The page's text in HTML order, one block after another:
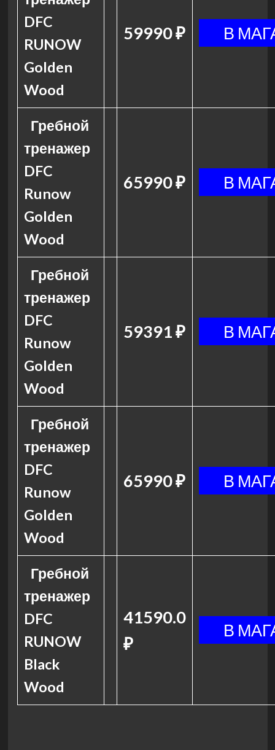
DFC
RUNOW
Golden
Wood
59990 ₽
Гребной
тренажер
DFC
Runow
Golden
Wood
65990 ₽
Гребной
тренажер
DFC
Runow
Golden
Wood
59391 ₽
Гребной
тренажер
DFC
Runow
Golden
Wood
65990 ₽
Гребной
тренажер
DFC
RUNOW
Black
Wood
41590.0
₽